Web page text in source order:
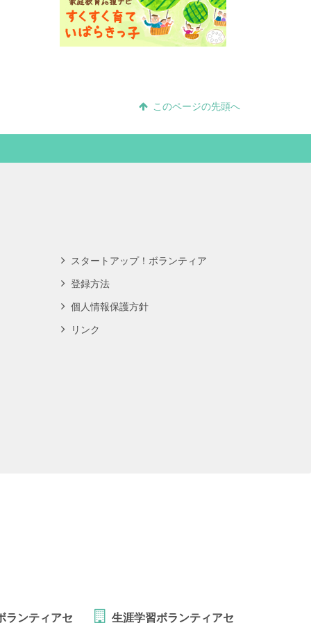
このページの先頭へ
スタートアップ！ボランティア
登録方法
個人情報保護方針
リンク
ランティアセ 生涯学習ボランティアセ